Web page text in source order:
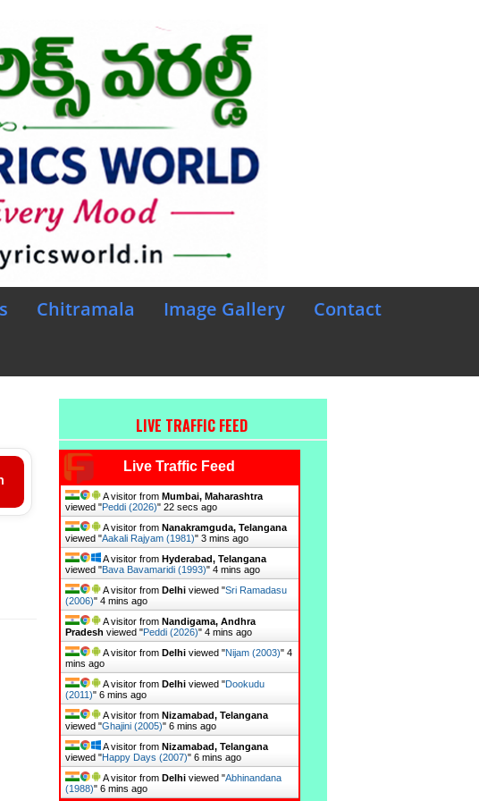
Chitramala Image Gallery
Contact
LIVE TRAFFIC FEED
Live Traffic Feed
A visitor from Mumbai, Maharashtra
viewed "Peddi (2026)" 23 secs ago
A visitor from Nanakramguda, Telangana
viewed "Aakali Rajyam (1981)" 3 mins ago
A visitor from Hyderabad, Telangana
viewed "Bava Bavamaridi (1993)" 4 mins ago
A visitor from Delhiviewed "Sri Ramadasu
(2006)" 4 mins ago
A visitor from Nandigama, Andhra
Pradesh viewed "Peddi (2026)" 4 mins ago
A visitor from Delhiviewed "Nijam (2003)" 4
mins ago
A visitor from Delhiviewed "Dookudu
(2011)" 6 mins ago
A visitor from Nizamabad, Telangana
viewed "Ghajini (2005)" 6 mins ago
A visitor from Nizamabad, Telangana
viewed "Happy Days (2007)" 6 mins ago
A visitor from Delhiviewed "Abhinandana
(1988)" 6 mins ago